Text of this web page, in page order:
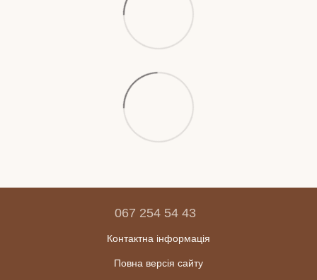
067 254 54 43
Контактна інформація
Повна версія сайту